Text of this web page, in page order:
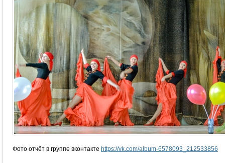
Фото отчёт в группе вконтакте https://vk.com/album-6578093_212533856